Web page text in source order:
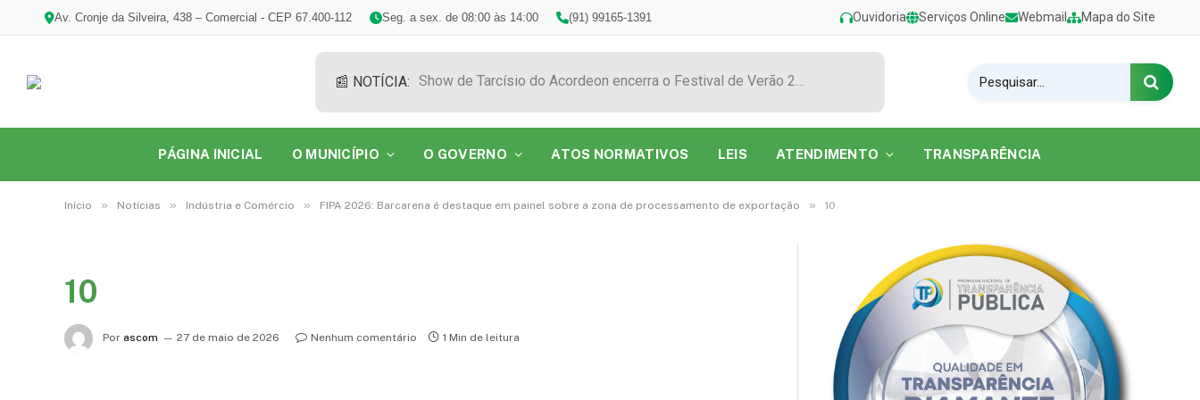
Av. Cronje da Silveira, 438 – Comercial - CEP 67.400-112 Seg. a sex. de 08:00 às 14:00 (91) 99165-1391 Ouvidoria Serviços Online Webmail Mapa do Site
📰 NOTÍCIA: Show de Tarcísio do Acordeon encerra o Festival de Verão 2026 na Praia do Caripi
PÁGINA INICIAL O MUNICÍPIO O GOVERNO ATOS NORMATIVOS LEIS ATENDIMENTO TRANSPARÊNCIA
Início » Notícias » Indústria e Comércio » FIPA 2026: Barcarena é destaque em painel sobre a zona de processamento de exportação » 10
10
Por ascom 27 de maio de 2026 Nenhum comentário 1 Min de leitura